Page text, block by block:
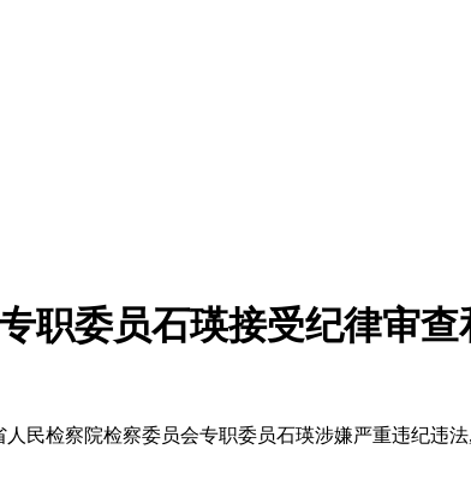
职委员石瑛接受纪律审
民检察院检察委员会专职委员石瑛涉嫌严重违纪违